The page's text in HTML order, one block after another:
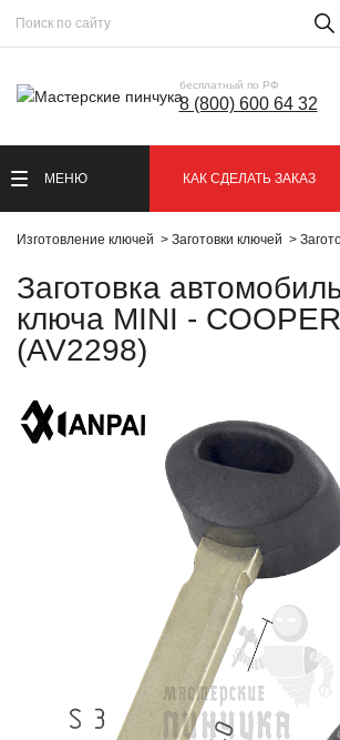
бесплатный по РФ
8 (800) 600 64 32
МЕНЮ КАК СДЕЛАТЬ ЗАКАЗ
Изготовление ключей Заготовки ключей
Заготовка
ключа MINI - COOPER
(AV2298)